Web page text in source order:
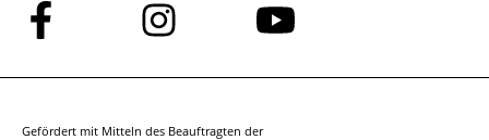
Folge
uns
auf
Folge
uns
auf
Folge
auf
Gefördert mit Mitteln des Beauftragten der